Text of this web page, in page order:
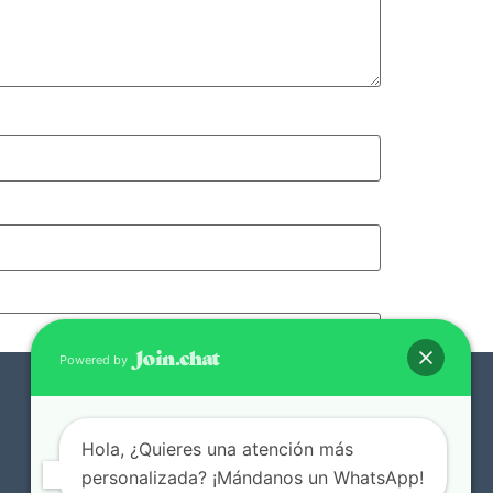
Powered by
Hola, ¿Quieres una atención más
personalizada? ¡Mándanos un WhatsApp!